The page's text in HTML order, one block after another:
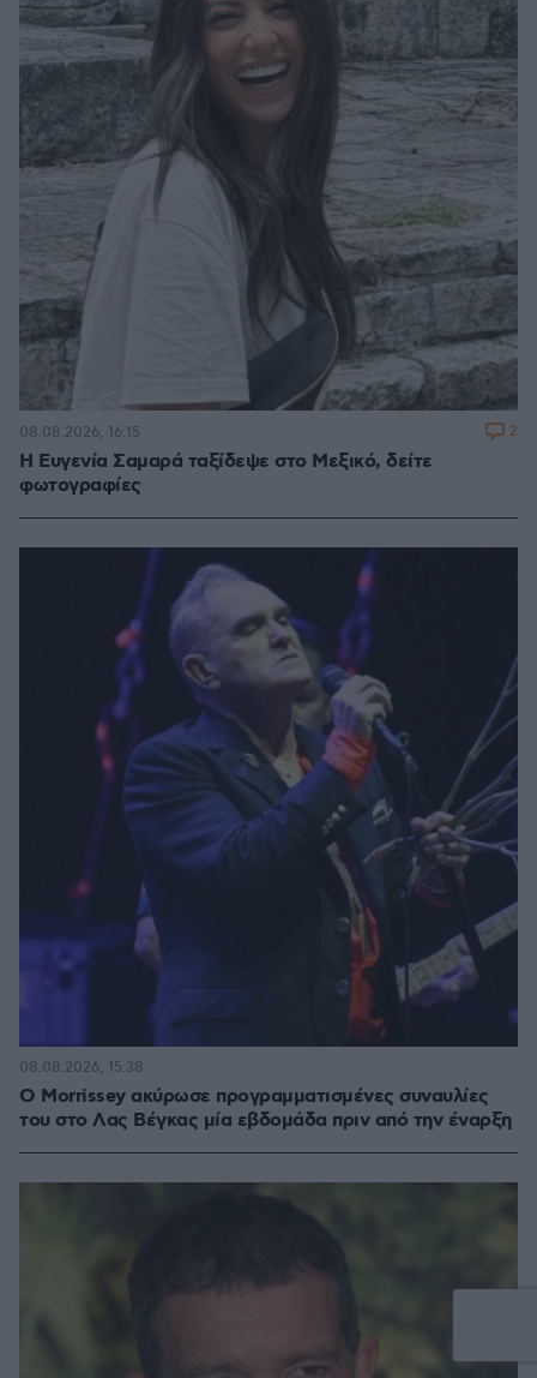
Η Ευγενία Σαμαρά ταξίδεψε στο Μεξικό, δείτε
φωτογραφίες
08.08.2026, 16:15 2
Ο Morrissey ακύρωσε προγραμματισμένες συναυλίες
του στο Λας Βέγκας μία εβδομάδα πριν από την έναρξη
08.08.2026, 15:38